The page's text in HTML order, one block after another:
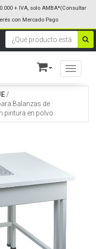
Toggle
+ IVA, solo AMBA*(Consultar
con Mercado Pago
/
Balanzas de
pintura en polvo